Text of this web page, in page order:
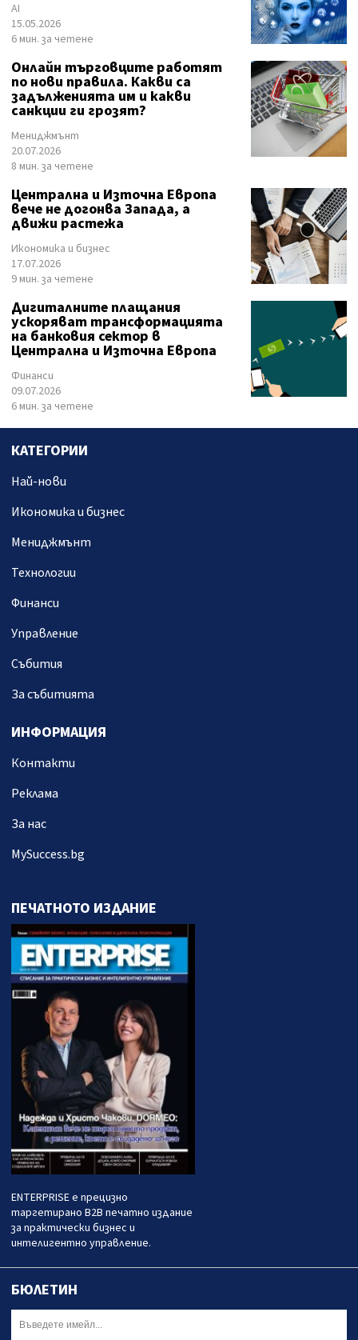
AI
15.05.2026
6 мин. за четене
Онлайн търговците работят
по нови правила. Какви са
задълженията им и какви
санкции ги грозят?
Мениджмънт
20.07.2026
8 мин. за четене
Централна и Източна Европа
вече не догонва Запада, а
движи растежа
Икономика и бизнес
17.07.2026
9 мин. за четене
Дигиталните плащания
ускоряват трансформацията
на банковия сектор в
Централна и Източна Европа
Финанси
09.07.2026
6 мин. за четене
КАТЕГОРИИ
Най-нови
Икономика и бизнес
Мениджмънт
Технологии
Финанси
Управление
Събития
За събитията
ИНФОРМАЦИЯ
Контакти
Реклама
За нас
MySuccess.bg
ПЕЧАТНОТО ИЗДАНИЕ
ENTERPRISE е прецизно
таргетирано B2B печатно издание
за практически бизнес и
интелигентно управление.
БЮЛЕТИН